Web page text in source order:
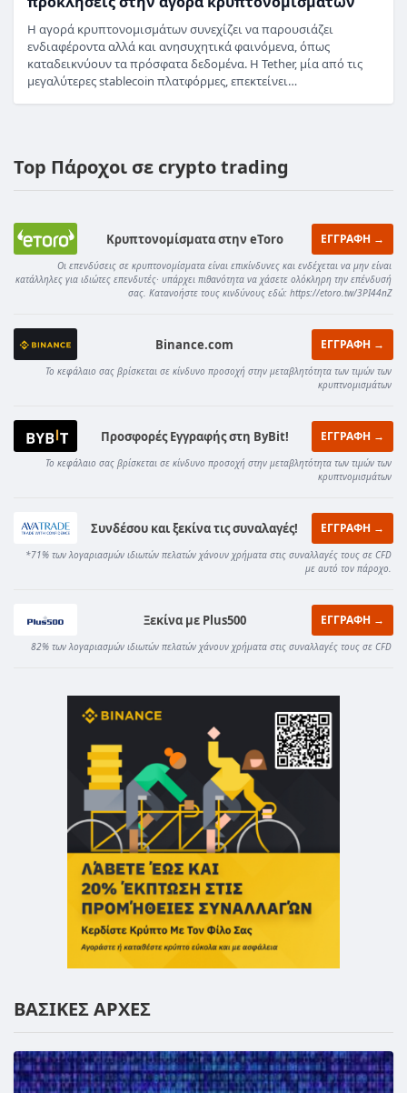
Η αγορά κρυπτονομισμάτων συνεχίζει να παρουσιάζει
ενδιαφέροντα αλλά και ανησυχητικά φαινόμενα, όπως
καταδεικνύουν τα πρόσφατα δεδομένα. Η Tether, μία από τις
μεγαλύτερες stablecoin πλατφόρμες, επεκτείνει…
Top Πάροχοι σε crypto trading
Κρυπτονομίσματα στην eToro ΕΓΓΡΑΦΗ →
Οι επενδύσεις σε κρυπτονομίσματα είναι επικίνδυνες και ενδέχεται να μην είναι
κατάλληλες για ιδιώτες επενδυτές· υπάρχει πιθανότητα να χάσετε ολόκληρη την επένδυσή
σας. Κατανοήστε τους κινδύνους εδώ: https://etoro.tw/3PI44nZ
Binance.com ΕΓΓΡΑΦΗ →
Το κεφάλαιο σας βρίσκεται σε κίνδυνο προσοχή στην μεταβλητότητα των τιμών των
κρυπτνομισμάτων
Προσφορές Εγγραφής στη ByBit! ΕΓΓΡΑΦΗ →
Το κεφάλαιο σας βρίσκεται σε κίνδυνο προσοχή στην μεταβλητότητα των τιμών των
κρυπτνομισμάτων
Συνδέσου και ξεκίνα τις συναλαγές! ΕΓΓΡΑΦΗ →
*71% των λογαριασμών ιδιωτών πελατών χάνουν χρήματα στις συναλλαγές τους σε CFD
με αυτό τον πάροχο.
Ξεκίνα με Plus500 ΕΓΓΡΑΦΗ →
82% των λογαριασμών ιδιωτών πελατών χάνουν χρήματα στις συναλλαγές τους σε CFD
ΒΑΣΙΚΕΣ ΑΡΧΕΣ